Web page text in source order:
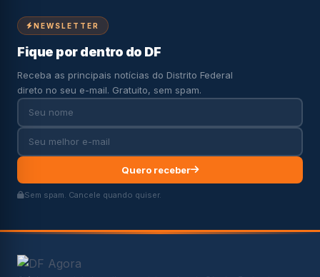
NEWSLETTER
Fique por dentro do DF
Receba as principais notícias do Distrito Federal
direto no seu e-mail. Gratuito, sem spam.
Quero receber
Sem spam. Cancele quando quiser.